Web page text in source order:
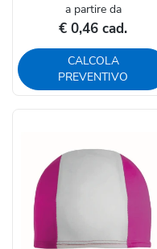
a partire da
€ 0,46 cad.
CALCOLA
PREVENTIVO